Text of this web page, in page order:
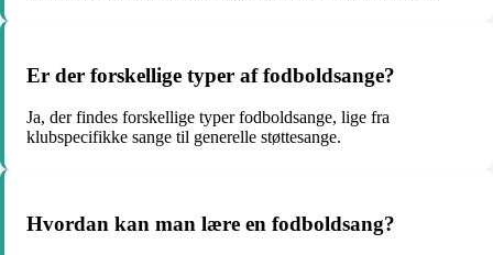
Er der forskellige typer af fodboldsange?
Ja, der findes forskellige typer fodboldsange, lige fra
klubspecifikke sange til generelle støttesange.
Hvordan kan man lære en fodboldsang?